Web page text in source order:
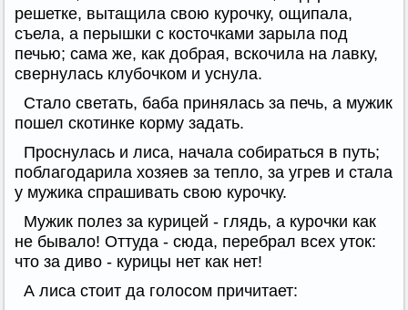
решетке, вытащила свою курочку, ощипала,
съела, а перышки с косточками зарыла под
печью; сама же, как добрая, вскочила на лавку,
свернулась клубочком и уснула.
Стало светать, баба принялась за печь, а мужик
пошел скотинке корму задать.
Проснулась и лиса, начала собираться в путь;
поблагодарила хозяев за тепло, за угрев и стала
у мужика спрашивать свою курочку.
Мужик полез за курицей - глядь, а курочки как
не бывало! Оттуда - сюда, перебрал всех уток:
что за диво - курицы нет как нет!
А лиса стоит да голосом причитает: